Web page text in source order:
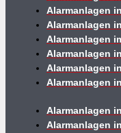
Alarmanlagen
Alarmanlagen
Alarmanlagen
Alarmanlagen
Alarmanlagen
Alarmanlagen
Alarmanlagen
Alarmanlagen